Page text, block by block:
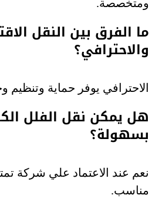
ومتخصصة.
ما الفرق بين النقل
والاحترافي؟
الاحترافي يوفر حماية وتنظيم
هل يمكن نقل الفلل
بسهولة؟
نعم عند الاعتماد علي شركة
مناسب.